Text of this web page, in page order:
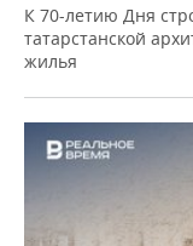
К 70-летию Дня
татарстанской
жилья